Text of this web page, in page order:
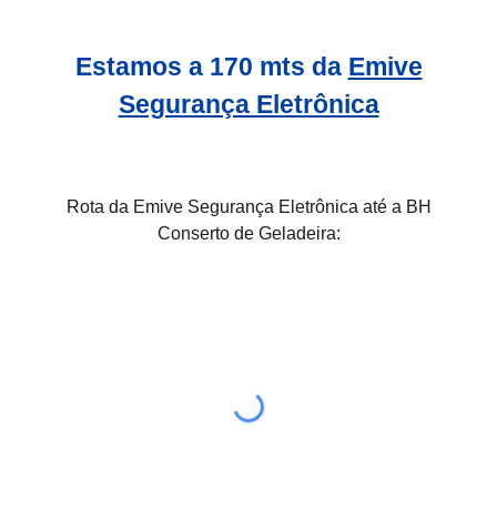
Estamos a 170 mts da Emive
Segurança Eletrônica
Rota da Emive Segurança Eletrônica até a BH
Conserto de Geladeira: